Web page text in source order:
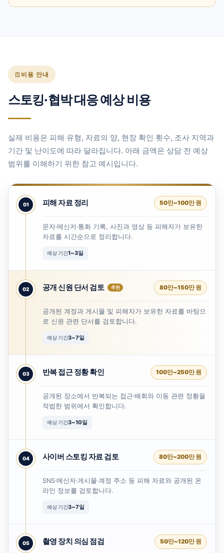
비용 안내
스토킹·협박 대응 예상 비용
실제 비용은 피해 유형, 자료의 양, 현장 확인 횟수, 조사 지역과
기간 및 난이도에 따라 달라집니다. 아래 금액은 상담 전 예상
범위를 이해하기 위한 참고 예시입니다.
피해 자료 정리 50만~100만 원
문자·메신저·통화 기록, 사진과 영상 등 피해자가 보유한
자료를 시간순으로 정리합니다.
예상 기간1~3일
공개 신원 단서 검토 80만~150만 원
공개된 계정과 게시물 및 피해자가 보유한 자료를 바탕으
로 신원 관련 단서를 검토합니다.
예상 기간3~7일
반복 접근 정황 확인 100만~250만 원
공개된 장소에서 반복되는 접근·배회와 이동 관련 정황을
적법한 범위에서 확인합니다.
예상 기간3~10일
사이버 스토킹 자료 검토 80만~200만 원
SNS·메신저·게시물·계정 주소 등 피해 자료와 공개된 온
라인 정보를 검토합니다.
예상 기간3~7일
촬영 장치 의심 점검 50만~120만 원